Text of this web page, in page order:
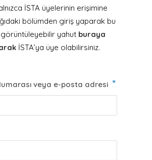
İSTA üyelerinin erişimine
bölümden giriş yaparak bu
yahut buraya
İSTA’ya üye olabilirsiniz.
veya e-posta adresi *